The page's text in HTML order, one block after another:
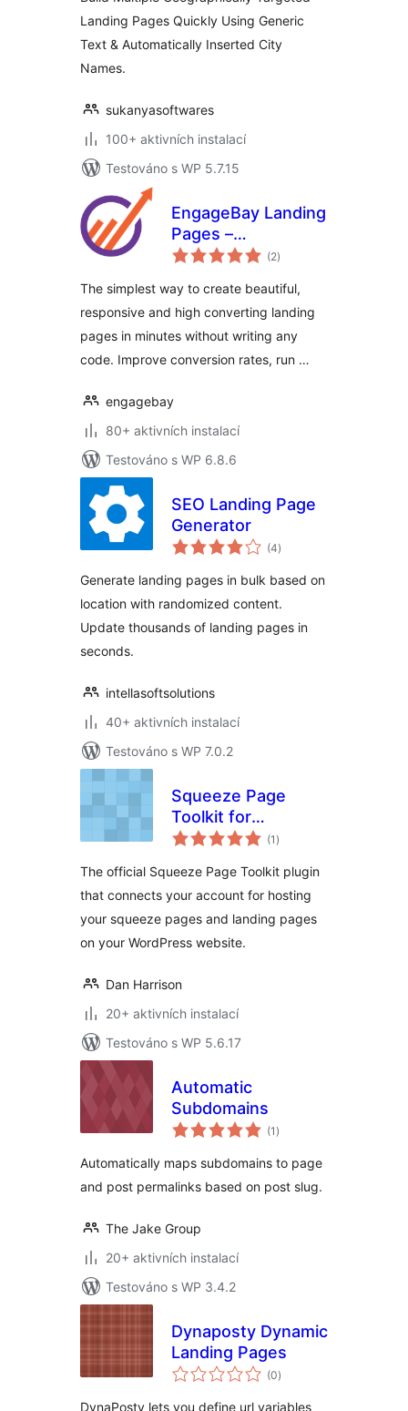
Landing Pages Quickly Using Generic
Text & Automatically Inserted City
Names.
sukanyasoftwares
100+ aktivních instalací
Testováno s WP 5.7.15
EngageBay Landing
Pages –
Responsive landing
generation and
conversions
(2celkové
hodnocení
)
The simplest way to create beautiful,
responsive and high converting landing
pages in minutes without writing any
code. Improve conversion rates, run …
engagebay
80+ aktivních instalací
Testováno s WP 6.8.6
SEO Landing Page
Generator
(4celkové
hodnocení
)
Generate landing pages in bulk based on
location with randomized content.
Update thousands of landing pages in
seconds.
intellasoftsolutions
40+ aktivních instalací
Testováno s WP 7.0.2
Squeeze Page
Toolkit for
WordPress
(1 celkové
hodnocení
)
The official Squeeze Page Toolkit plugin
that connects your account for hosting
your squeeze pages and landing pages
on your WordPress website.
Dan Harrison
20+ aktivních instalací
Testováno s WP 5.6.17
Automatic
Subdomains
(1 celkové
hodnocení
)
Automatically maps subdomains to page
and post permalinks based on post slug.
The Jake Group
20+ aktivních instalací
Testováno s WP 3.4.2
Dynaposty Dynamic
Landing Pages
(0celkové
hodnocení
)
DynaPosty lets you define url variables